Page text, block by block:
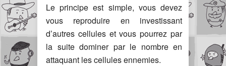
Le principe est simple, vous devez
vous reproduire en investissant
d’autres cellules et vous pourrez par
la suite dominer par le nombre en
attaquant les cellules ennemies.